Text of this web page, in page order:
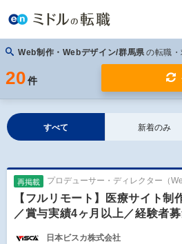
Web制作・Webデザイン/群馬県 の転職
20 件
すべて 新着のみ
再掲載 プロデューサー・ディレクター（
【フルリモート】医療サイト制
／賞与実績4ヶ月以上／経験者
日本ビスカ株式会社